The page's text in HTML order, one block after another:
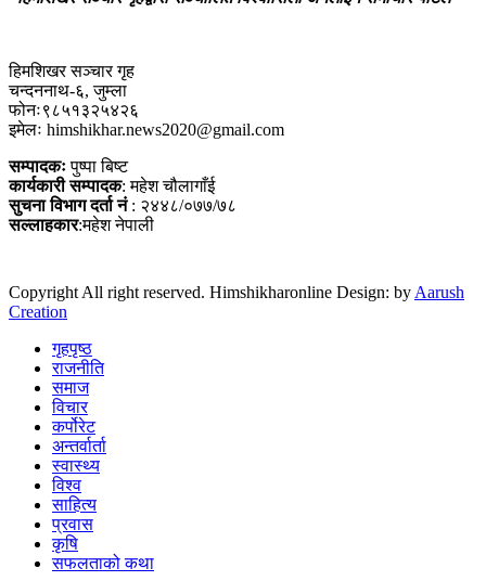
हिमशिखर सञ्चार गृह
चन्दननाथ-६, जुम्ला
फोनः९८५१३२५४२६
इमेलः himshikhar.news2020@gmail.com
सम्पादकःपुष्पा बिष्ट
कार्यकारी सम्पादक: महेश चौलागाँई
सुचना विभाग दर्ता नं: २४४८/०७७/७८
सल्लाहकार:महेश नेपाली
Copyright All right reserved. Himshikharonline Design: byAarush
Creation
गृहपृष्ठ
राजनीति
समाज
विचार
कर्पोरेट
अन्तर्वार्ता
स्वास्थ्य
विश्व
साहित्य
प्रवास
कृषि
सफलताको कथा